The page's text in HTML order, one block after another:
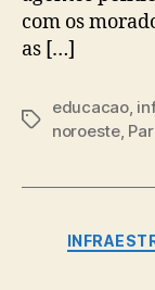
com os
as […]
Tags
educacao,
noroeste,